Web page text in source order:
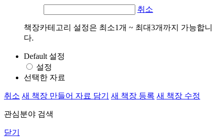
취소
책장카테고리 설정은 최소1개 ~ 최대3개까지 가능합니
다.
Default 설정
설정
선택한 자료
취소 새 책장 만들어 자료 담기 새 책장 등록 새 책장 수정
관심분야 검색
닫기